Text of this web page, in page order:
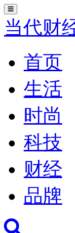
切
换
导
航
当代财
首页
生活
时尚
科技
财经
品牌